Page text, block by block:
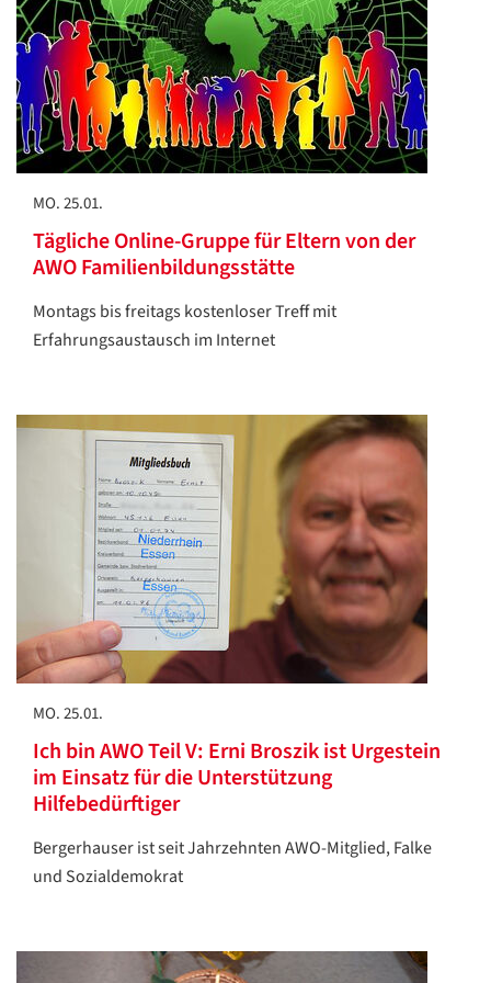
MO. 25.01.
Tägliche Online-Gruppe für Eltern von der
AWO Familienbildungsstätte
Montags bis freitags kostenloser Treff mit
Erfahrungsaustausch im Internet
MO. 25.01.
Ich bin AWO Teil V: Erni Broszik ist Urgestein
im Einsatz für die Unterstützung
Hilfebedürftiger
Bergerhauser ist seit Jahrzehnten AWO-Mitglied, Falke
und Sozialdemokrat